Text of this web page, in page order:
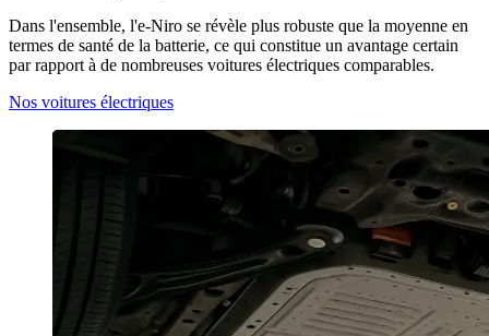
Dans l'ensemble, l'e-Niro se révèle plus robuste que la moyenne en
termes de santé de la batterie, ce qui constitue un avantage certain
par rapport à de nombreuses voitures électriques comparables.
Nos voitures électriques